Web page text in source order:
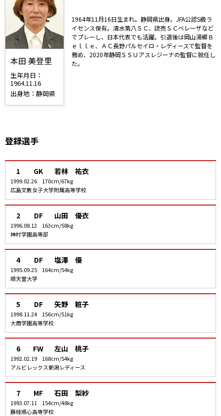
本田 美登里
生年月日：
1964.11.16
出身地：静岡県
1964年11月16日生まれ。静岡県出身。JFA公認S級ラ
イセンス保有。清水第八ＳＣ、読売ＳＣベレーザなど
でプレーし、日本代表でも活躍。引退後は岡山湯郷Ｂ
ｅｌｌｅ、ＡＣ長野パルセイロ・レディースで監督を
務め、2020年静岡ＳＳＵアスレジーナの監督に就任し
た。
登録選手
1 GK 若林 祐衣
1999.02.26
170cm/67kg
広島文教女子大学附属高等学校
2 DF 山田 優衣
1996.08.12
163cm/58kg
神村学園高等部
4 DF 塩澤 優
1995.09.25
164cm/54kg
順天堂大学
5 DF 矢野 粧子
1998.11.24
156cm/51kg
大商学園高等学校
6 FW 左山 桃子
1992.02.19
168cm/54kg
アルビレックス新潟レディース
7 MF 石田 梨紗
1993.07.11
154cm/48kg
藤枝順心高等学校